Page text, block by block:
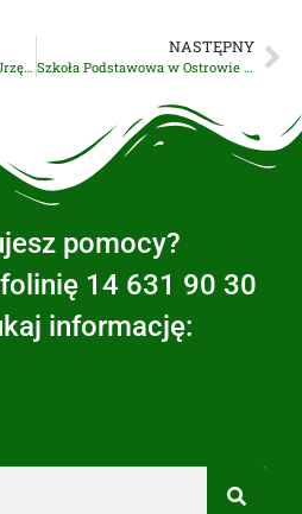
W kierunku dostępności w Urzędzie Gminy Wierzchosławice!
NASTĘPNY
Szkoła Podstawowa w Ostrowie doczekała się remontu!
pomocy?
14 631 90 30
informację: